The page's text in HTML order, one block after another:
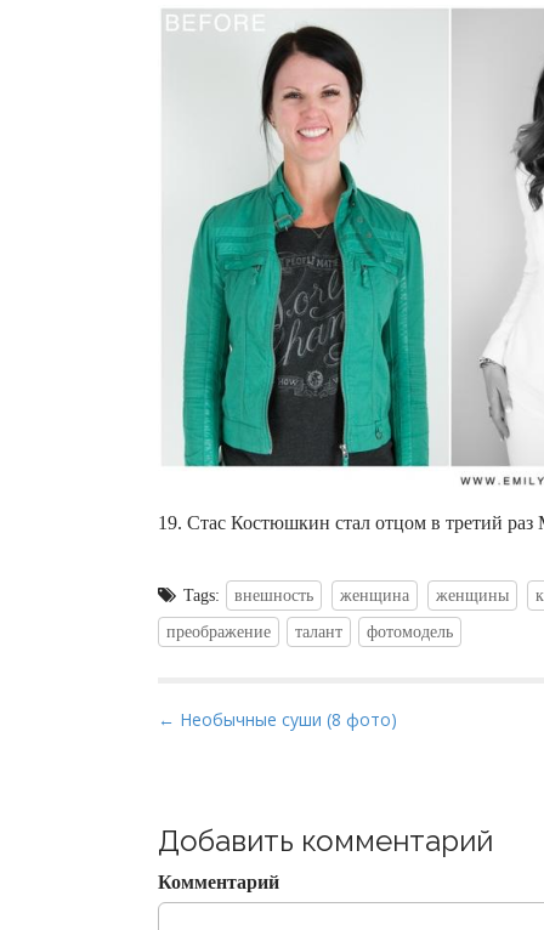
19. Стас Костюшкин стал отцом в третий
Tags: внешность женщина женщины
преображение
талант фотомодель
P
n
a
v
← Необычные суши (8 фото)
Добавить комментарий
Комментарий